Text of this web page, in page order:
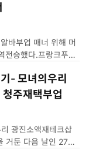
바부업 매너 위해 머
전승했다.프랑크푸르
- 모녀의우리
주재택부업
광진소액재테크샵
거둔 다음 날인 27일